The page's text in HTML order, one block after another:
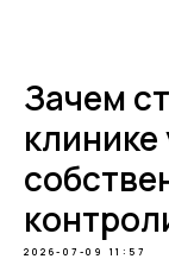
Зачем
2026-07-09 11:57